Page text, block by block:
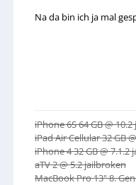
Na da bin ich ja mal
iPhone 6S 64 GB @
iPad Air Cellular 32 GB
iPhone 4 32 GB @ 7.1.2
aTV 2 @ 5.2 jailbroken
MacBook Pro 13" 8.